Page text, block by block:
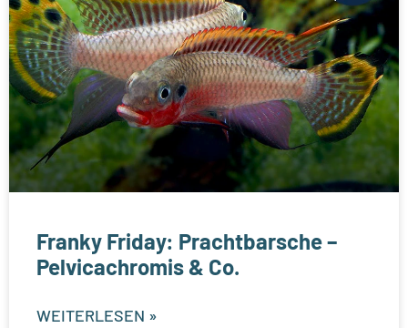
Franky Friday: Prachtbarsche –
Pelvicachromis & Co.
WEITERLESEN »